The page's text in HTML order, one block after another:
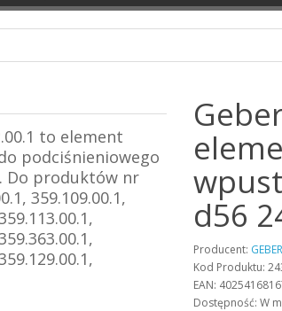
to element
podciśnieniowego
Do produktów nr
359.109.00.1,
d56
Producent:
Kod Produktu:
EAN:
Dostępność: W